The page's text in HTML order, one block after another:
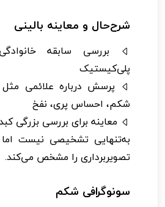
شرح‌حال و معاینه بالینی
بررسی سابقه
پلی‌کیستیک
پرسش درباره علائمی
شکم، احساس پری، نفخ
معاینه برای بررسی بزرگی
به‌تنهایی تشخیصی نیست
تصویربرداری را مشخص می‌کند.
سونوگرافی شکم